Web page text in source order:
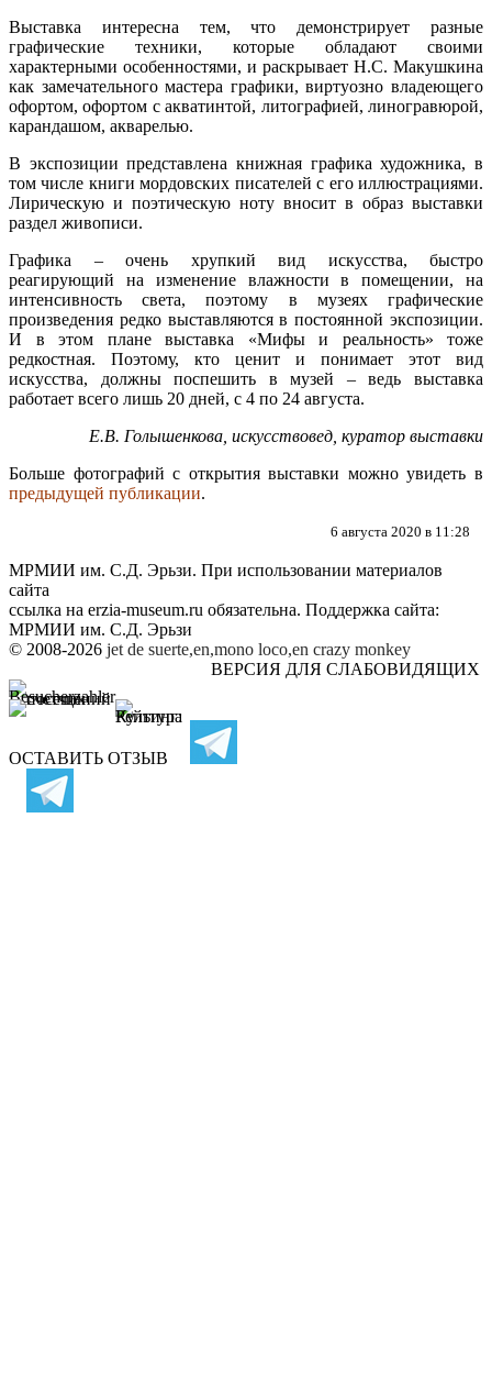
Выставка интересна тем, что демонстрирует разные
графические техники, которые обладают своими
характерными особенностями, и раскрывает Н.С. Макушкина
как замечательного мастера графики, виртуозно владеющего
офортом, офортом с акватинтой, литографией, линогравюрой,
карандашом, акварелью.
В экспозиции представлена книжная графика художника, в
том числе книги мордовских писателей с его иллюстрациями.
Лирическую и поэтическую ноту вносит в образ выставки
раздел живописи.
Графика – очень хрупкий вид искусства, быстро
реагирующий на изменение влажности в помещении, на
интенсивность света,поэтому в музеях графические
произведения редко выставляются в постоянной экспозиции.
И в этом плане выставка «Мифы и реальность» тоже
редкостная. Поэтому, кто ценит и понимает этот вид
искусства, должны поспешить в музей – ведь выставка
работает всего лишь 20 дней, с 4 по 24 августа.
Е.В. Голышенкова, искусствовед, куратор выставки
Больше фотографий с открытия выставки можно увидеть в
предыдущей публикации.
6 августа 2020 в 11:28
МРМИИ им. С.Д. Эрьзи. При использовании материалов
сайта
ссылка на erzia-museum.ru обязательна. Поддержка сайта:
МРМИИ им. С.Д. Эрьзи
© 2008-2026 jet de suerte,en,mono loco,en crazy monkey
ВЕРСИЯ ДЛЯ СЛАБОВИДЯЩИХ
ОСТАВИТЬ ОТЗЫВ